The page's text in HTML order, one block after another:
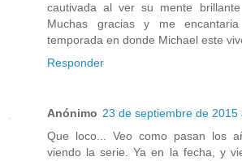
cautivada al ver su mente
Muchas gracias y me
temporada en donde Michael este
Responder
Anónimo 23 de septiembre de 2015
Que loco... Veo como pasan los
viendo la serie. Ya en la fecha, y